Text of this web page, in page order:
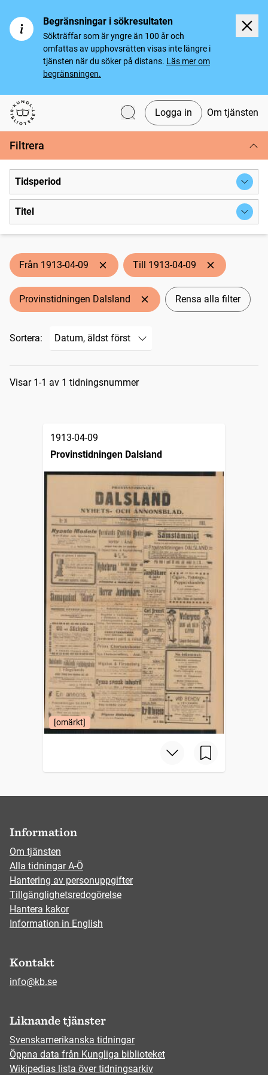
Begränsningar i sökresultaten
Sökträffar som är yngre än 100 år och
omfattas av upphovsrätten visas inte längre i
tjänsten när du söker på distans. Läs mer om
begränsningen.
Svenska tidningar
Logga in Om tjänsten
Filtrera
Tidsperiod
Titel
Från 1913-04-09 Till 1913-04-09
Provinstidningen Dalsland Rensa alla filter
Sortera:
Sökresultat
Visar 1-1 av 1 tidningsnummer
1913-04-09
Provinstidningen Dalsland
[omärkt]
Information
Om tjänsten
Alla tidningar A-Ö
Hantering av personuppgifter
Tillgänglighetsredogörelse
Hantera kakor
Information in English
Kontakt
info@kb.se
Liknande tjänster
Svenskamerikanska tidningar
Öppna data från Kungliga biblioteket
Wikipedias lista över tidningsarkiv